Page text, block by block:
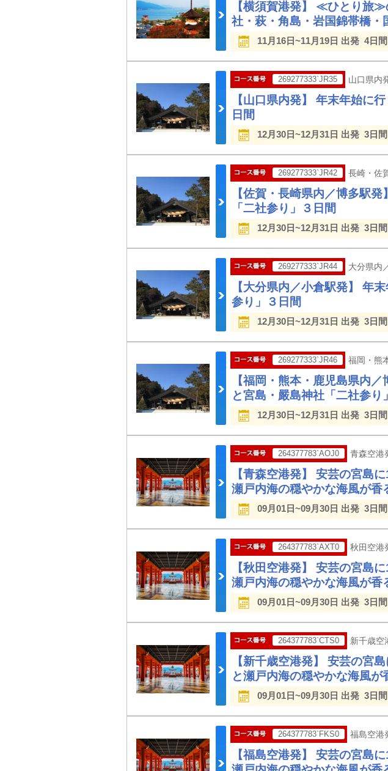
【横須賀港発】 ≪ひとり旅
社・萩・角島・岩国錦帯橋・
11月16日~11月19日 出発 4日間
269277333`JR35 山口県内
【山口県内発】 年末年始に
日間
12月30日~12月31日 出発 3日間
269277333`JR42 長崎・佐
【佐賀・長崎県内／博多駅
「二社参り」３日間
12月30日~12月31日 出発 3日間
269277333`JR44 大分県内
【大分県内／小倉駅発】 年
参り」３日間
12月30日~12月31日 出発 3日間
269277333`JR46 福岡・熊
【福岡・熊本・鹿児島県内
と宮島・嚴島神社「二社参り
12月30日~12月31日 出発 3日間
264377783`AOJ0 青森空港
【青森空港発】 安芸の宮島
瀬戸内海の穏やかな海風が香
09月01日~09月30日 出発 3日間
264377783`AXT0 秋田空港
【秋田空港発】 安芸の宮島
瀬戸内海の穏やかな海風が香
09月01日~09月30日 出発 3日間
264377783`CTS0 新千歳空
【新千歳空港発】 安芸の宮
と瀬戸内海の穏やかな海風が
09月01日~09月30日 出発 3日間
264377783`FKS0 福島空港
【福島空港発】 安芸の宮島